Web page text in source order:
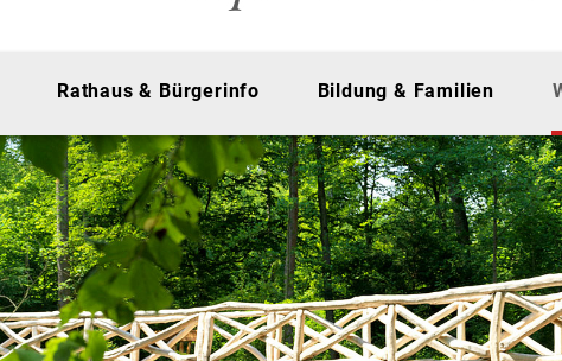
Rathaus & Bürgerinfo Bildung & Familien